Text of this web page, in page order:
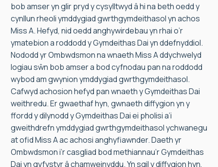
bob amser yn glir pryd y cysylltwyd â hi na beth oedd y
cynllun rheoli ymddygiad gwrthgymdeithasol yn achos
Miss A. Hefyd, nid oedd anghywirdebau yn rhai o’r
ymatebion a roddodd y Gymdeithas Dai yn ddefnyddiol.
Nododd yr Ombwdsmon na wnaeth Miss A ddychwelyd
logiau sŵn bob amser a bod cyfnodau pan na roddodd
wybod am gwynion ymddygiad gwrthgymdeithasol.
Cafwyd achosion hefyd pan wnaeth y Gymdeithas Dai
weithredu. Er gwaethaf hyn, gwnaeth diffygion yn y
ffordd y dilynodd y Gymdeithas Dai ei pholisi a’i
gweithdrefn ymddygiad gwrthgymdeithasol ychwanegu
at ofid Miss A ac achosi anghyfiawnder. Daeth yr
Ombwdsmon i’r casgliad bod methiannau’r Gymdeithas
Dai yn gyfystyr â chamweinyddu. Yn sgil y diffygion hyn,